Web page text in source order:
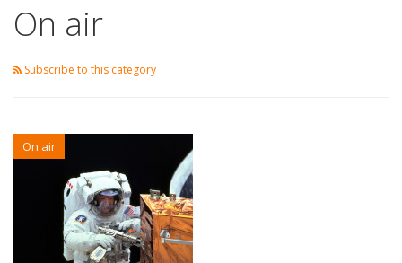
On air
Subscribe to this category
On air